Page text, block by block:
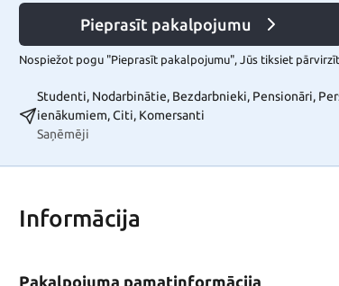
Pieprasīt pakalpojumu
Nospiežot pogu "Pieprasīt pakalpojumu", Jūs tiksiet
Studenti, Nodarbinātie, Bezdarbnieki, Pensionāri,
ienākumiem, Citi, Komersanti
Saņēmēji
Informācija
Pakalpojuma pamatinformācija